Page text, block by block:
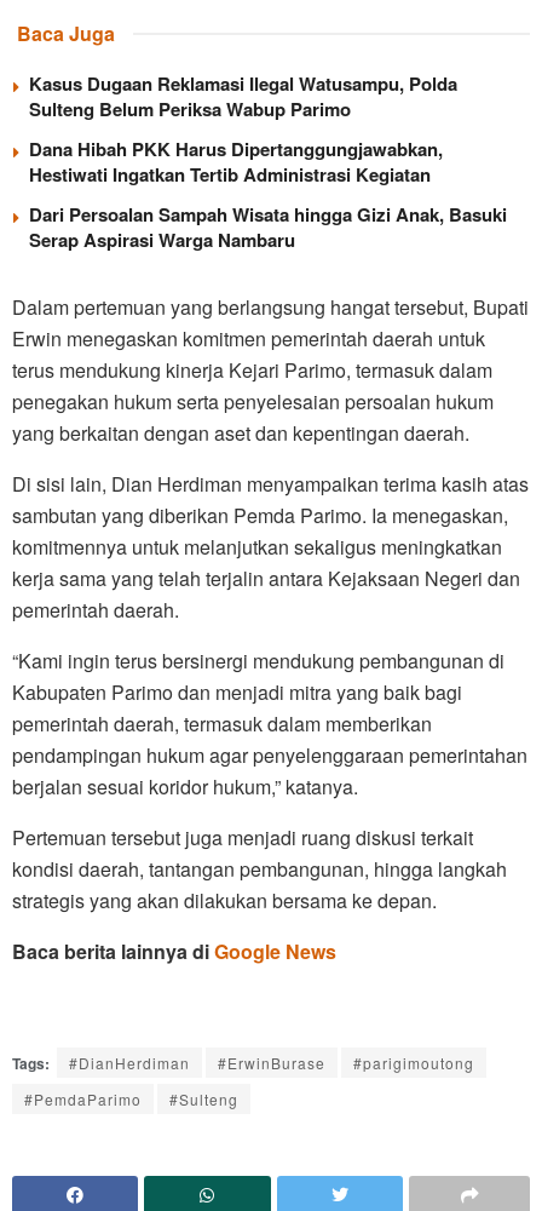
Baca Juga
Kasus Dugaan Reklamasi Ilegal Watusampu, Polda
Sulteng Belum Periksa Wabup Parimo
Dana Hibah PKK Harus Dipertanggungjawabkan,
Hestiwati Ingatkan Tertib Administrasi Kegiatan
Dari Persoalan Sampah Wisata hingga Gizi Anak, Basuki
Serap Aspirasi Warga Nambaru
Dalam pertemuan yang berlangsung hangat tersebut, Bupati
Erwin menegaskan komitmen pemerintah daerah untuk
terus mendukung kinerja Kejari Parimo, termasuk dalam
penegakan hukum serta penyelesaian persoalan hukum
yang berkaitan dengan aset dan kepentingan daerah.
Di sisi lain, Dian Herdiman menyampaikan terima kasih atas
sambutan yang diberikan Pemda Parimo. Ia menegaskan,
komitmennya untuk melanjutkan sekaligus meningkatkan
kerja sama yang telah terjalin antara Kejaksaan Negeri dan
pemerintah daerah.
“Kami ingin terus bersinergi mendukung pembangunan di
Kabupaten Parimo dan menjadi mitra yang baik bagi
pemerintah daerah, termasuk dalam memberikan
pendampingan hukum agar penyelenggaraan pemerintahan
berjalan sesuai koridor hukum,” katanya.
Pertemuan tersebut juga menjadi ruang diskusi terkait
kondisi daerah, tantangan pembangunan, hingga langkah
strategis yang akan dilakukan bersama ke depan.
Baca berita lainnya diGoogle News
Tags: #DianHerdiman #ErwinBurase
#parigimoutong
#PemdaParimo
#Sulteng